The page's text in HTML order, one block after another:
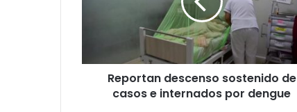
Reportan descenso sostenido de
casos e internados por dengue